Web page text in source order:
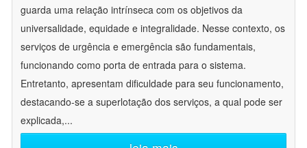
guarda uma relação intrínseca com os objetivos da
universalidade, equidade e integralidade. Nesse contexto, os
serviços de urgência e emergência são fundamentais,
funcionando como porta de entrada para o sistema.
Entretanto, apresentam dificuldade para seu funcionamento,
destacando-se a superlotação dos serviços, a qual pode ser
explicada,...